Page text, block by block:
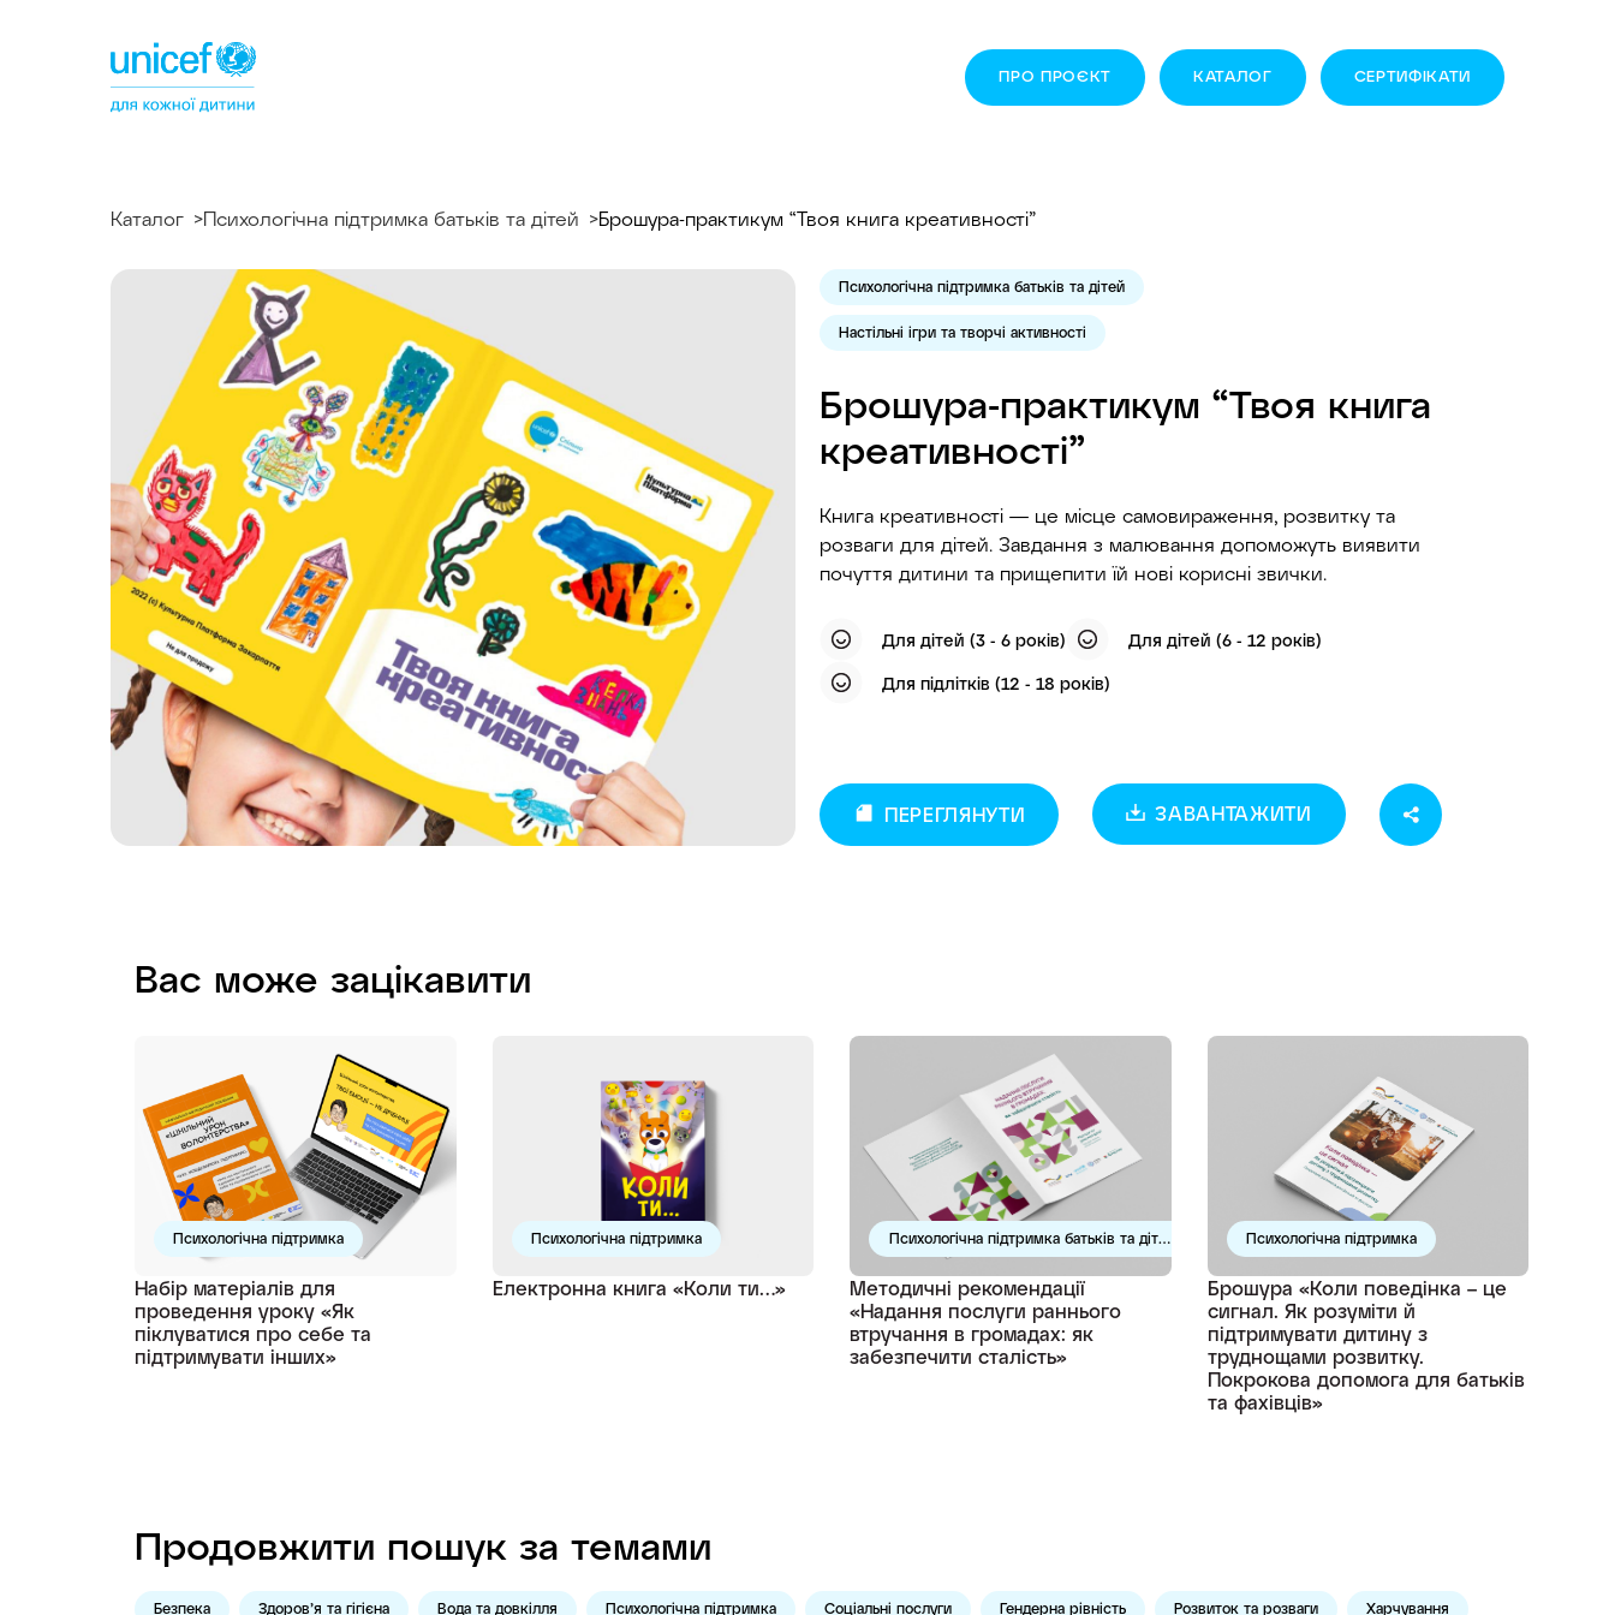
ЮНІСЕФ
ПРО ПРОЄКТ КАТАЛОГ CЕРТИФІКАТИ
Каталог Психологічна підтримка батьків та дітей Брошура-практикум “Твоя книга креативності”
Психологічна підтримка батьків та дітей
Настільні ігри та творчі активності
Брошура-практикум “Твоя книга
креативності”
Книга креативності — це місце самовираження, розвитку та
розваги для дітей. Завдання з малювання допоможуть виявити
почуття дитини та прищепити їй нові корисні звички.
Для дітей (3 - 6 років) Для дітей (6 - 12 років)
Для підлітків (12 - 18 років)
ПЕРЕГЛЯНУТИ ЗАВАНТАЖИТИ
Вас може зацікавити
Психологічна підтримка
Набір матеріалів для
проведення уроку «Як
піклуватися про себе та
підтримувати інших»
Психологічна підтримка
Електронна книга «Коли ти…»
Психологічна підтримка батьків та дітей
Методичні рекомендації
«Надання послуги раннього
втручання в громадах: як
забезпечити сталість»
Психологічна підтримка
Брошура «Коли поведінка – це
сигнал. Як розуміти й
підтримувати дитину з
труднощами розвитку.
Покрокова допомога для батьків
та фахівців»
Продовжити пошук за темами
Безпека Здоров’я та гігієна Вода та довкілля Психологічна підтримка Соціальні послуги Гендерна рівність Розвиток та розваги Харчування